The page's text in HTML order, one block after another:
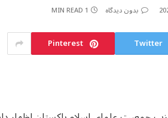
بدون دیدگاه 1 MIN READ
Twitter
Pinterest